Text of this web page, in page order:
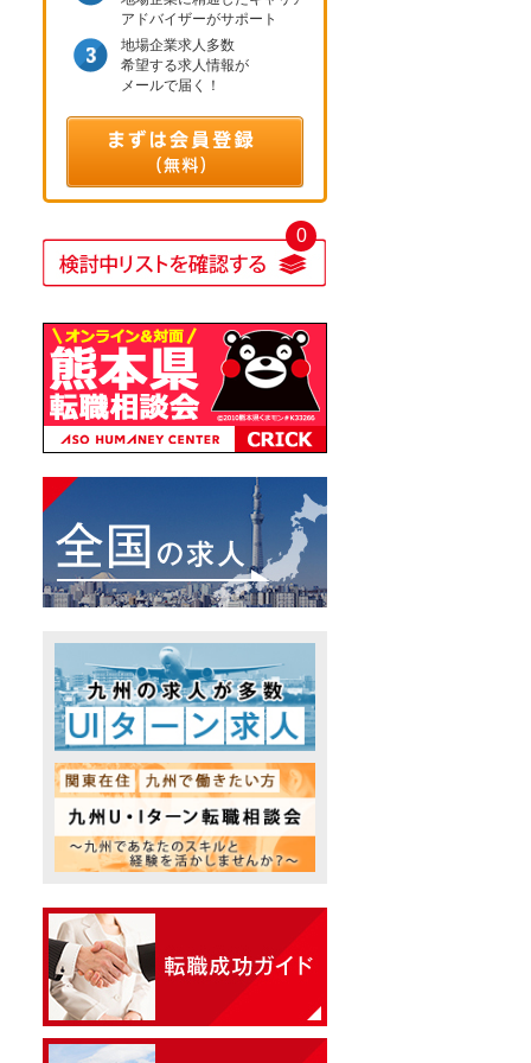
アドバイザーがサポート
地場企業求人多数
希望する求人情報が
メールで届く！
0